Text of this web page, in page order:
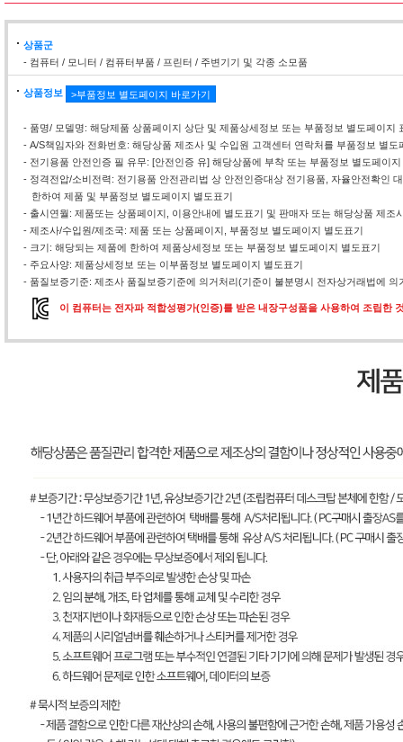
상품군
- 컴퓨터 / 모니터 / 컴퓨터부품 / 프린터 / 주변기기 및 각종 소모품
상품정보 >부품정보 별도페이지 바로가기
- 품명/ 모델명: 해당제품 상품페이지 상단 및 제품상세정보 또는 부품정보 별도페이지
- A/S책임자와 전화번호: 해당상품 제조사 및 수입원 고객센터 연락처를 부품정보 별도
- 전기용품 안전인증 필 유무: [안전인증 유] 해당상품에 부착 또는 부품정보 별도페이지
- 정격전압/소비전력: 전기용품 안전관리법 상 안전인증대상 전기용품, 자율안전확인
한하여 제품 및 부품정보 별도페이지 별도표기
- 출시연월: 제품또는 상품페이지, 이용안내에 별도표기 및 판매자 또는 해당상품 제조
- 제조사/수입원/제조국: 제품 또는 상품페이지, 부품정보 별도페이지 별도표기
- 크기: 해당되는 제품에 한하여 제품상세정보 또는 부품정보 별도페이지 별도표기
- 주요사양: 제품상세정보 또는 이부품정보 별도페이지 별도표기
- 품질보증기준: 제조사 품질보증기준에 의거처리(기준이 불분명시 전자상거래법에 의
이 컴퓨터는 전자파 적합성평가(인증)를 받은 내장구성품을 사용하여 조립한